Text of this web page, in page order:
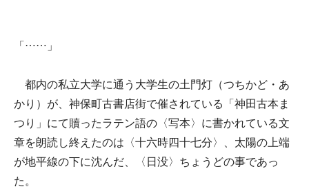
「……」
都内の私立大学に通う大学生の土門灯（つちかど・あ
かり）が、神保町古書店街で催されている「神田古本ま
つり」にて贖ったラテン語の〈写本〉に書かれている文
章を朗読し終えたのは〈十六時四十七分〉、太陽の上端
が地平線の下に沈んだ、〈日没〉ちょうどの事であっ
た。